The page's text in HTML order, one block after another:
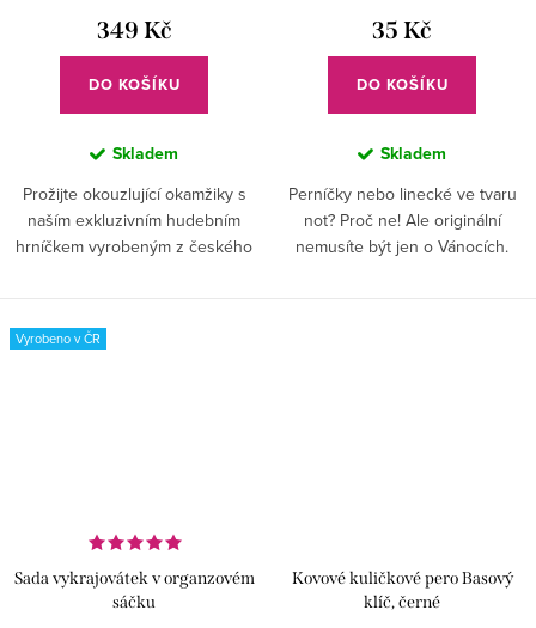
349 Kč
DO KOŠÍKU
Skladem
Prožijte okouzlující okamžiky s
naším exkluzivním hudebním
hrníčkem vyrobeným z českého
35 Kč
DO KOŠÍKU
Skladem
Perníčky nebo linecké ve tvaru
not? Proč ne! Ale originální
nemusíte být jen o Vánocích.
Vyrobeno v ČR
Sada vykrajovátek v organzovém
sáčku
Kovové kuličkové pero Basový
klíč, černé